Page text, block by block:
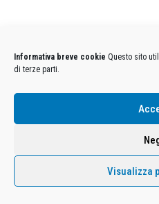
Informativa breve cookie Questo sito
di terze parti.
Visualizza